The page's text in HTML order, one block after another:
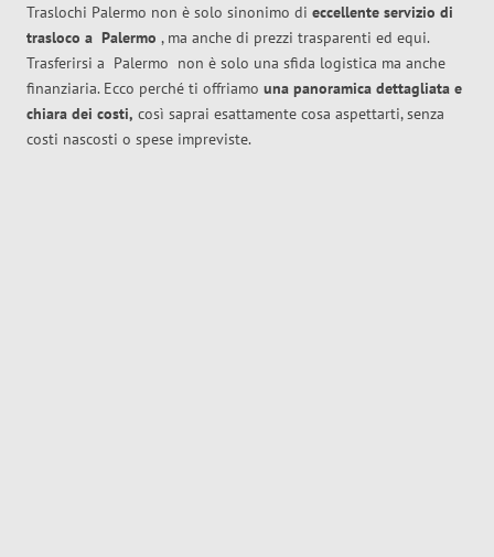
Traslochi Palermo non è solo sinonimo di eccellente servizio di
trasloco a Palermo , ma anche di prezzi trasparenti ed equi.
Trasferirsi a Palermo non è solo una sfida logistica ma anche
finanziaria. Ecco perché ti offriamo una panoramica dettagliata e
chiara dei costi, così saprai esattamente cosa aspettarti, senza
costi nascosti o spese impreviste.